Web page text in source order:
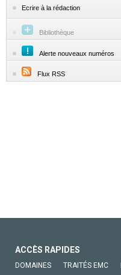
Ecrire à la rédaction
Bibliothèque
Alerte nouveaux numéros
Flux RSS
ACCÈS RAPIDES
DOMAINES TRAITÉS EMC